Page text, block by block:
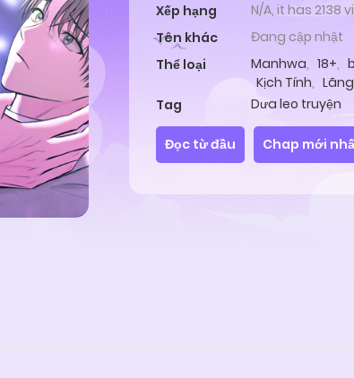
Xếp hạng
N/A, it has 2138
Tên khác
Đang cập nhật
Thể loại
Manhwa, 18+,
Kịch Tính,
ABO
Tag Dưa leo truyện
Đọc từ đầu Chap mới